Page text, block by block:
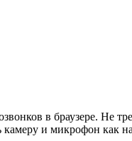
в браузере. Не
и микрофон как